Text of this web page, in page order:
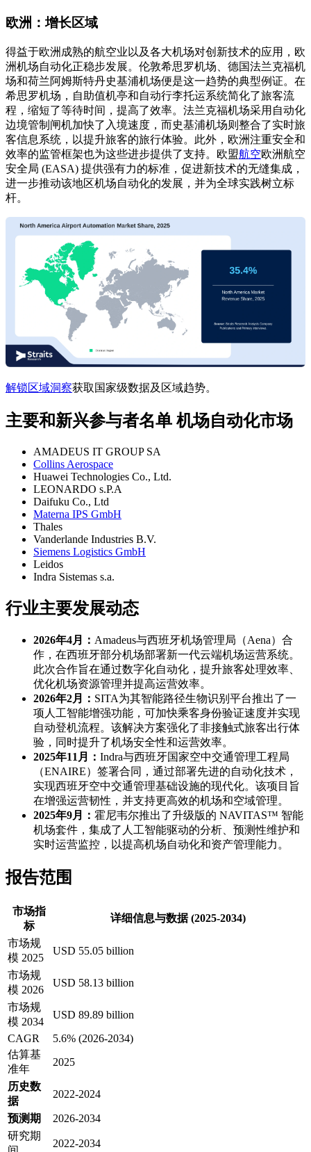
欧洲：增长区域
得益于欧洲成熟的航空业以及各大机场对创新技术的应用，欧
洲机场自动化正稳步发展。伦敦希思罗机场、德国法兰克福机
场和荷兰阿姆斯特丹史基浦机场便是这一趋势的典型例证。在
希思罗机场，自助值机亭和自动行李托运系统简化了旅客流
程，缩短了等待时间，提高了效率。法兰克福机场采用自动化
边境管制闸机加快了入境速度，而史基浦机场则整合了实时旅
客信息系统，以提升旅客的旅行体验。此外，欧洲注重安全和
效率的监管框架也为这些进步提供了支持。欧盟航空欧洲航空
安全局 (EASA) 提供强有力的标准，促进新技术的无缝集成，
进一步推动该地区机场自动化的发展，并为全球实践树立标
杆。
解锁区域洞察获取国家级数据及区域趋势。
主要和新兴参与者名单 机场自动化市场
AMADEUS IT GROUP SA
Collins Aerospace
Huawei Technologies Co., Ltd.
LEONARDO s.P.A
Daifuku Co., Ltd
Materna IPS GmbH
Thales
Vanderlande Industries B.V.
Siemens Logistics GmbH
Leidos
Indra Sistemas s.a.
行业主要发展动态
2026年4月： Amadeus与西班牙机场管理局（Aena）合
作，在西班牙部分机场部署新一代云端机场运营系统。
此次合作旨在通过数字化自动化，提升旅客处理效率、
优化机场资源管理并提高运营效率。
2026年2月： SITA为其智能路径生物识别平台推出了一
项人工智能增强功能，可加快乘客身份验证速度并实现
自动登机流程。该解决方案强化了非接触式旅客出行体
验，同时提升了机场安全性和运营效率。
2025年11月： Indra与西班牙国家空中交通管理工程局
（ENAIRE）签署合同，通过部署先进的自动化技术，
实现西班牙空中交通管理基础设施的现代化。该项目旨
在增强运营韧性，并支持更高效的机场和空域管理。
2025年9月： 霍尼韦尔推出了升级版的 NAVITAS™ 智能
机场套件，集成了人工智能驱动的分析、预测性维护和
实时运营监控，以提高机场自动化和资产管理能力。
报告范围
市场指
标
详细信息与数据 (2025-2034)
市场规
模 2025
USD 55.05 billion
市场规
模 2026
USD 58.13 billion
市场规
模 2034
USD 89.89 billion
CAGR
5.6% (2026-2034)
估算基
准年
2025
历史数
据
2022-2024
预测期
2026-2034
研究期
2022-2034